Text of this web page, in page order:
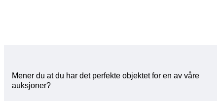
Mener du at du har det perfekte objektet for en av våre
auksjoner?